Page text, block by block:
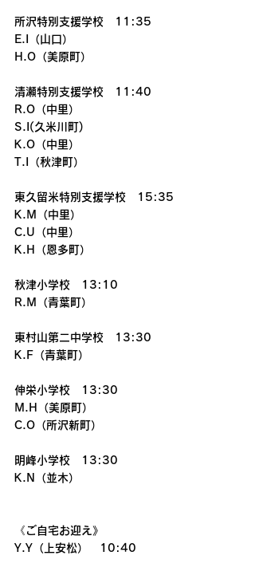
所沢特別支援学校　11:35
E.I（山口）
H.O（美原町）
清瀬特別支援学校　11:40
R.O（中里）
S.I(久米川町)
K.O（中里）
T.I（秋津町）
東久留米特別支援学校　15:35
K.M（中里）
C.U（中里）
K.H（恩多町）
秋津小学校　13:10
R.M（青葉町）
東村山第二中学校　13:30
K.F（青葉町）
伸栄小学校　13:30
M.H（美原町）
C.O（所沢新町）
明峰小学校　13:30
K.N（並木）
《ご自宅お迎え》
Y.Y（上安松）　10:40